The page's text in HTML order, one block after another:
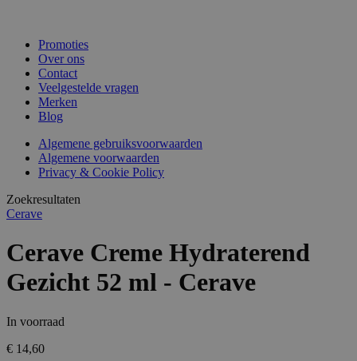
Promoties
Over ons
Contact
Veelgestelde vragen
Merken
Blog
Algemene gebruiksvoorwaarden
Algemene voorwaarden
Privacy & Cookie Policy
Zoekresultaten
Cerave
Cerave Creme Hydraterend
Gezicht 52 ml - Cerave
In voorraad
€ 14,60